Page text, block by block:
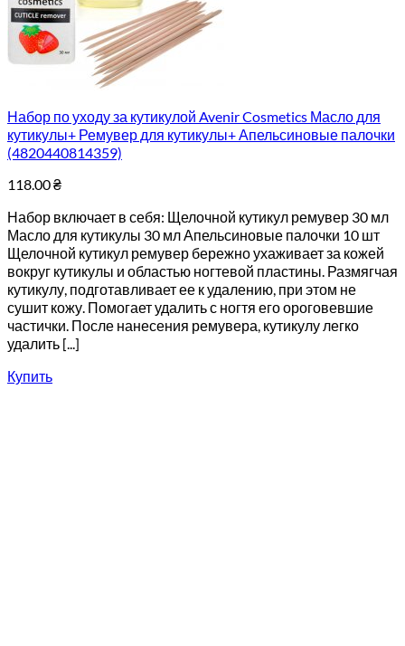
Набор по уходу за кутикулой Avenir Cosmetics Масло для
кутикулы+ Ремувер для кутикулы+ Апельсиновые палочки
(4820440814359)
118.00₴
Набор включает в себя: Щелочной кутикул ремувер 30 мл
Масло для кутикулы 30 мл Апельсиновые палочки 10 шт
Щелочной кутикул ремувер бережно ухаживает за кожей
вокруг кутикулы и областью ногтевой пластины. Размягчая
кутикулу, подготавливает ее к удалению, при этом не
сушит кожу. Помогает удалить с ногтя его ороговевшие
частички. После нанесения ремувера, кутикулу легко
удалить [...]
Купить